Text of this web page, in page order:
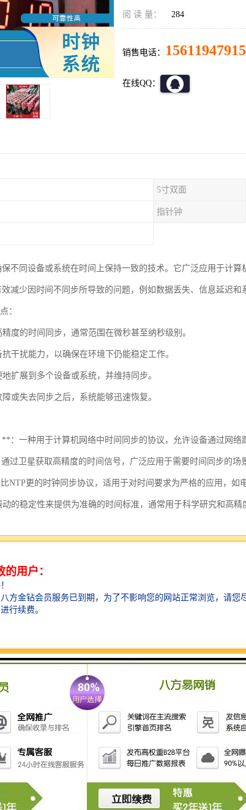
阅 读 量： 284
销售电话： 15611947915
在线QQ：
5寸双面
指针钟
不同设备或系统在时间上保持一致的技术。它广泛应用于计
减少因时间不同步所导致的问题，例如数据丢失、信息延迟和
：
度的时间同步，通常范围在微秒甚至纳秒级别。
干扰能力，以确保在环境下仍能稳定工作。
扩展到多个设备或系统，并维持同步。
或失去同步之后，系统能够迅速恢复。
：一种用于计算机网络中时间同步的协议，允许设备通过网络
过卫星获取高精度的时间信号，广泛应用于需要时间同步的场
NTP更的时钟同步协议，适用于对时间要求为严格的应用，如
的稳定性来提供为准确的时间标准，通常用于科学研究和高精
的时间戳对于交易的法律合规性和记录的准确性至关重要。
系统中确保信号灯、监控摄像头和其他设备的时间协调，以提
各个方面都是至关重要的，其需求将随着技术的发展而不断增
备或系统之间的时间保持一致，避免因时间差异而导致的错误
行数据传输和处理的场景中，确保数据的时间戳一致，有助于
钟的同步状态，可以及时发现系统中的时间偏差，进而进行故
机网络中，许多协议（如NTP、PTP）依赖于时间同步，确保
保同步，减少因时间不一致导致的延迟和错误，提升整体系统